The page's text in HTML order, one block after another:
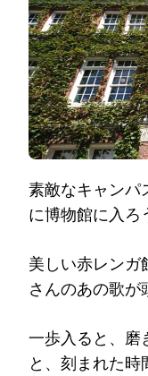
素敵なキャンパ
に博物館に入ろ
美しい赤レンガ
さんのあの歌が
一歩入ると、磨
と、刻まれた